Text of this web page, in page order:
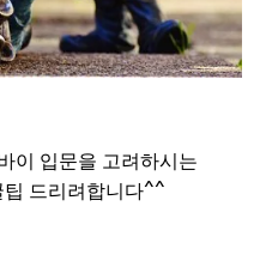
이 입문을 고려하시는
드리려합니다^^